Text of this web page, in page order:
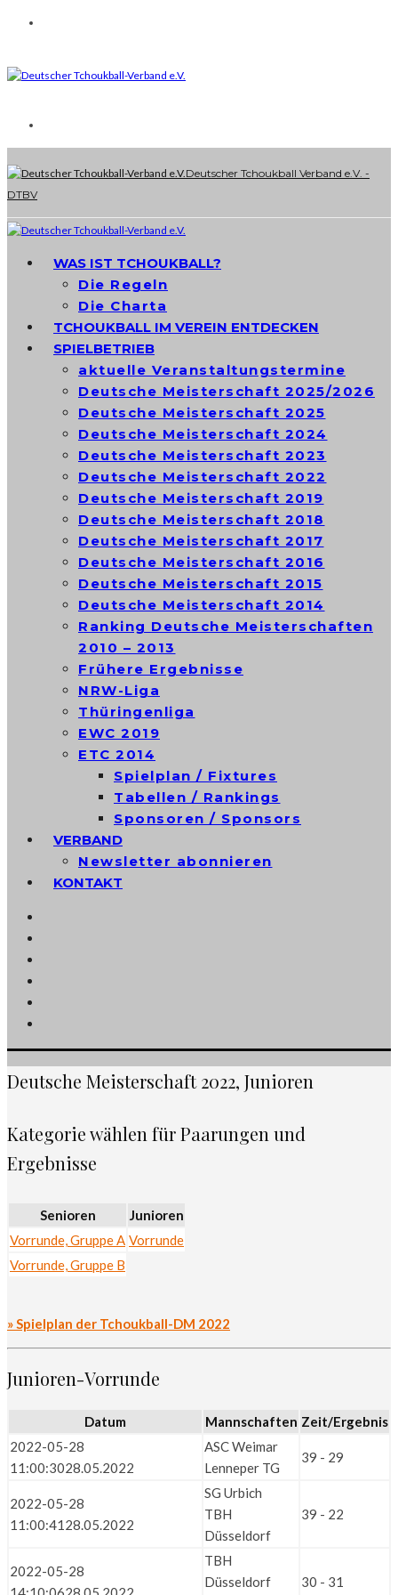
Deutscher Tchoukball Verband e.V. -
DTBV
WAS IST TCHOUKBALL?
Die Regeln
Die Charta
TCHOUKBALL IM VEREIN ENTDECKEN
SPIELBETRIEB
aktuelle Veranstaltungstermine
Deutsche Meisterschaft 2025/2026
Deutsche Meisterschaft 2025
Deutsche Meisterschaft 2024
Deutsche Meisterschaft 2023
Deutsche Meisterschaft 2022
Deutsche Meisterschaft 2019
Deutsche Meisterschaft 2018
Deutsche Meisterschaft 2017
Deutsche Meisterschaft 2016
Deutsche Meisterschaft 2015
Deutsche Meisterschaft 2014
Ranking Deutsche Meisterschaften
2010 – 2013
Frühere Ergebnisse
NRW-Liga
Thüringenliga
EWC 2019
ETC 2014
Spielplan / Fixtures
Tabellen / Rankings
Sponsoren / Sponsors
VERBAND
Newsletter abonnieren
KONTAKT
Deutsche Meisterschaft 2022, Junioren
Kategorie wählen für Paarungen und
Ergebnisse
Senioren
Junioren
Vorrunde, Gruppe A Vorrunde
Vorrunde, Gruppe B
» Spielplan der Tchoukball-DM 2022
Junioren-Vorrunde
Datum Mannschaften Zeit/Ergebnis
2022-05-28
11:00:3028.05.2022
ASC Weimar
Lenneper TG
39 - 29
2022-05-28
11:00:4128.05.2022
SG Urbich
TBH
Düsseldorf
39 - 22
2022-05-28
TBH
Düsseldorf
30 - 31